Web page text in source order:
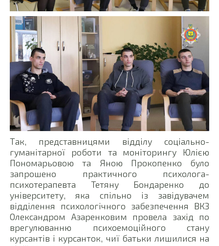
Так, представницями відділу соціально-
гуманітарної роботи та моніторингу Юлією
Пономарьовою та Яною Прокопенко було
запрошено практичного психолога-
психотерапевта Тетяну Бондаренко до
університету, яка спільно із завідувачем
відділення психологічного забезпечення ВКЗ
Олександром Азаренковим провела захід по
врегулюванню психоемоційного стану
курсантів і курсанток, чиї батьки лишилися на